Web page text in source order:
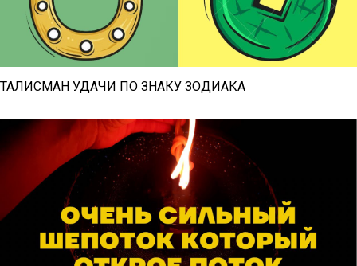
ТАЛИСМАН УДАЧИ ПО ЗНАКУ ЗОДИАКА